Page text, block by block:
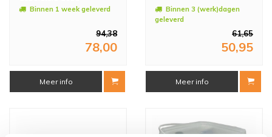
Binnen 1 week geleverd
94,38
78,00
Meer info
Binnen 3 (werk)dagen
geleverd
61,65
50,95
Meer info